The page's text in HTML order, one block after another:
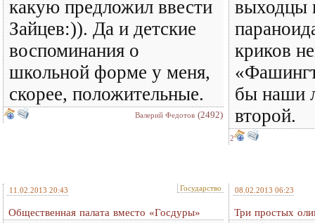
какую предложил ввести
Зайцев:)). Да и детские
воспоминания о
школьной форме у меня,
скорее, положительные.
Валерий Федотов (2492)
выходцы
криков
бы наши
второй.
2
11.02.2013 20:43 Государство
Общественная палата вместо «Госдуры»
08.02.2013 06:23
Три простых